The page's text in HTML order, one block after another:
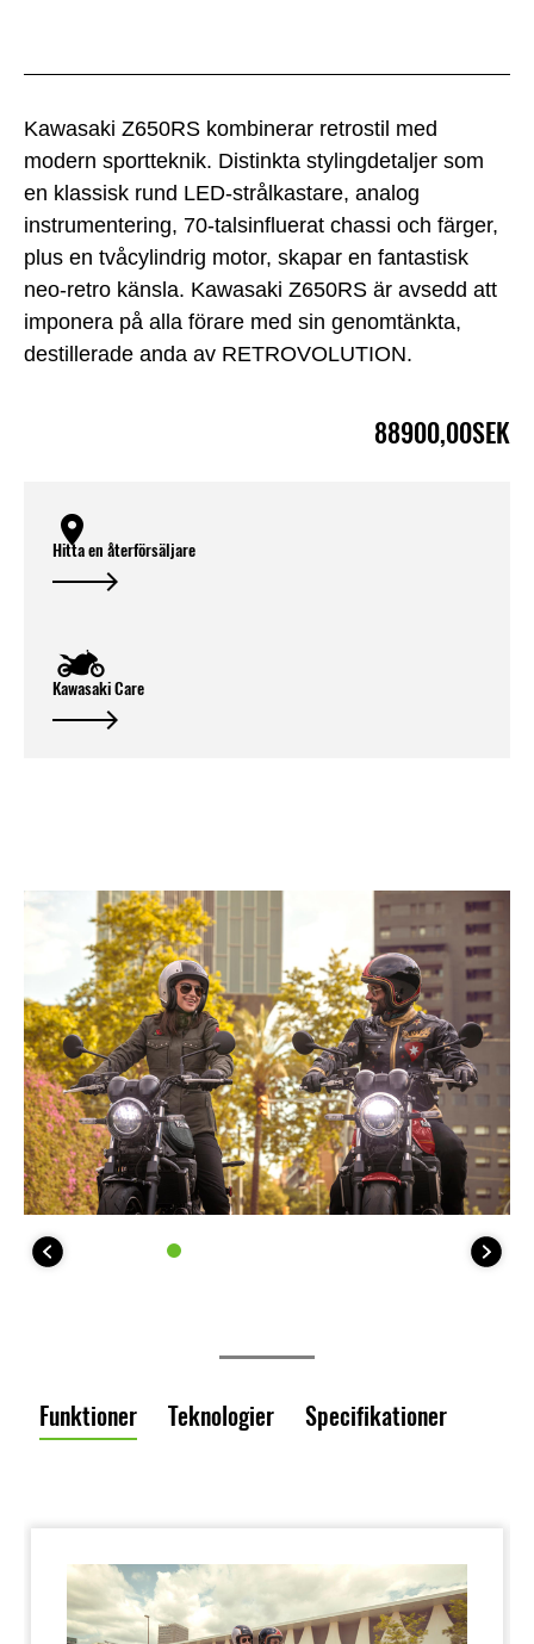
Kawasaki Z650RS kombinerar retrostil med
modern sportteknik. Distinkta stylingdetaljer som
en klassisk rund LED-strålkastare, analog
instrumentering, 70-talsinfluerat chassi och färger,
plus en tvåcylindrig motor, skapar en fantastisk
neo-retro känsla. Kawasaki Z650RS är avsedd att
imponera på alla förare med sin genomtänkta,
destillerade anda av RETROVOLUTION.
88900,00SEK
Hitta en återförsäljare
Kawasaki Care
Funktioner Teknologier Specifikationer